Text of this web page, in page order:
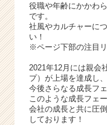
役職や年齢にかかわ
です。
社風やカルチャーに
い！
※ページ下部の注目
2021年12月には親会
プ）が上場を達成し、
今後さらなる成長フ
このような成長フェ
会社の成長と共に圧
しております！